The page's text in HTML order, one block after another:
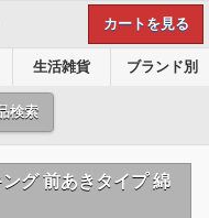
カートを見る
生活雑貨 ブランド別
検索
グ 前あきタイプ 綿